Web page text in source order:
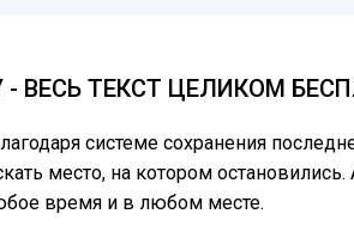
ВЕСЬ ТЕКСТ ЦЕЛИКОМ
системе сохранения
место, на котором
время и в любом месте.